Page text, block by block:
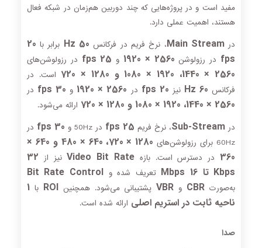
مفید است و در پروژه‌هایی که چند دوربین هم‌زمان در شبکه فعال
هستند، اهمیت عملی دارد.
درMain Stream، نرخ فریم در فرکانس 50 Hz برابر با 20
fps در رزولوشن 2560 × 1920 و 25 fps در رزولوشن‌های
2560 × 1440، 1920 × 1080 و 1280 × 720
است. در
فرکانس 60 Hz نیز 20 fps در 2560 × 1920 و 30 fps در
2560 × 1440، 1920 × 1080 و 1280 × 720
ارائه می‌شود.
در Sub-Stream، نرخ فریم 25 fps در 50Hz و 30 fps
در
60Hz برای رزولوشن‌های
1280 × 720، 640 × 480 و 640 ×
360در دسترس است. بازه Video Bit Rateنیز از 32
Kbps تا 16 Mbps
تعریف شده و Bit Rate Control
به‌صورت CBR و VBRپشتیبانی می‌شود. همچنینROI با1
ناحیه ثابت در استریم اصلی ارائه شده است.
صدا